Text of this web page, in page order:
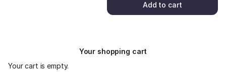
Add to cart
Your shopping cart
Your cart is empty.